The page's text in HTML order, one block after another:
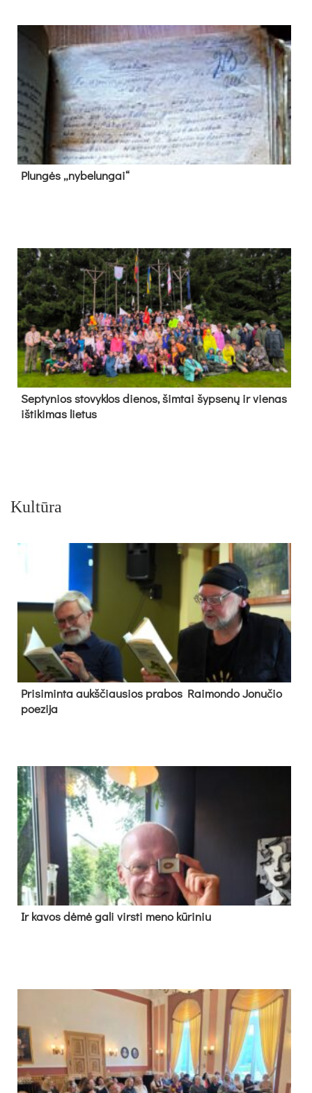
Plun­gės „ny­be­lun­gai“
Sep­ty­nios sto­vyk­los die­nos, šim­tai šyp­se­nų ir vie­nas
iš­ti­ki­mas lie­tus
Kultūra
Pri­si­min­ta aukš­čiau­sios pra­bos Rai­mon­do Jo­nu­čio
poe­zi­ja
Ir ka­vos dė­mė ga­li virs­ti me­no kū­ri­niu